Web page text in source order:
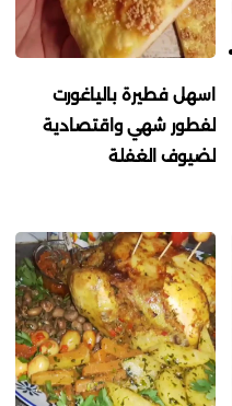
اسهل فطيرة بالياغورت
لفطور شهي واقتصادية
لضيوف الغفلة